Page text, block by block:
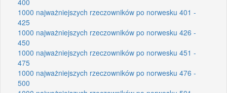
1000 najważniejszych rzeczowników po norwesku 401 -
425
1000 najważniejszych rzeczowników po norwesku 426 -
450
1000 najważniejszych rzeczowników po norwesku 451 -
475
1000 najważniejszych rzeczowników po norwesku 476 -
500